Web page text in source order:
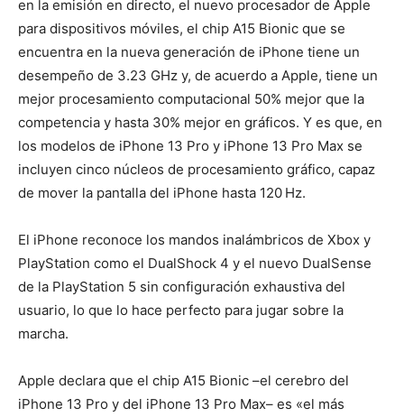
en la emisión en directo, el nuevo procesador de Apple
para dispositivos móviles, el chip A15 Bionic que se
encuentra en la nueva generación de iPhone tiene un
desempeño de 3.23 GHz y, de acuerdo a Apple, tiene un
mejor procesamiento computacional 50% mejor que la
competencia y hasta 30% mejor en gráficos. Y es que, en
los modelos de iPhone 13 Pro y iPhone 13 Pro Max se
incluyen cinco núcleos de procesamiento gráfico, capaz
de mover la pantalla del iPhone hasta 120 Hz.
El iPhone reconoce los mandos inalámbricos de Xbox y
PlayStation como el DualShock 4 y el nuevo DualSense
de la PlayStation 5 sin configuración exhaustiva del
usuario, lo que lo hace perfecto para jugar sobre la
marcha.
Apple declara que el chip A15 Bionic –el cerebro del
iPhone 13 Pro y del iPhone 13 Pro Max– es «el más